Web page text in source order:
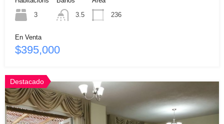
3
3.5
236
En Venta
$395,000
Destacado